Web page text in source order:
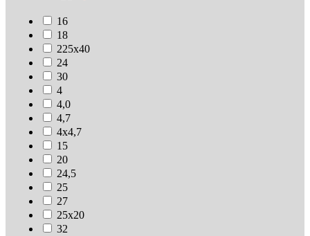
16
18
225х40
24
30
4
4,0
4,7
4х4,7
15
20
24,5
25
27
25х20
32